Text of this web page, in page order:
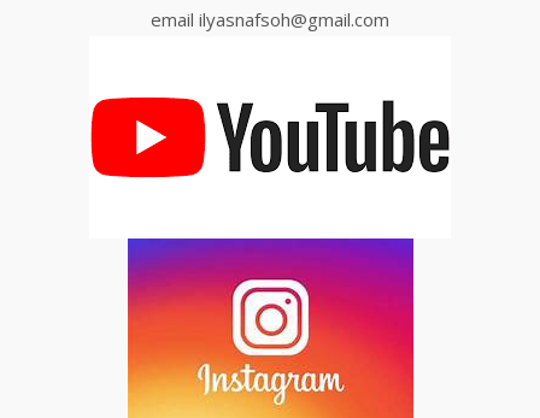
email ilyasnafsoh@gmail.com